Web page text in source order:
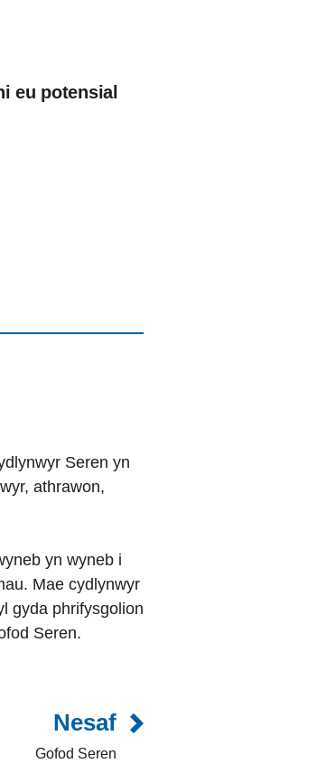
eu potensial
Seren yn
athrawon,
yn wyneb i
Mae cydlynwyr
gyda phrifysgolion
Seren.
Nesaf
Gofod Seren